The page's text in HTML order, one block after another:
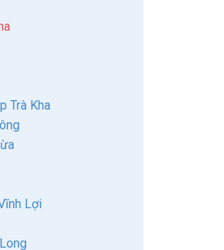
Trà Kha
Lợi